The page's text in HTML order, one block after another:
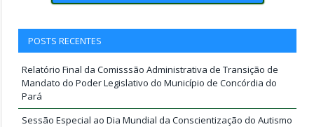
POSTS RECENTES
Relatório Final da Comisssão Administrativa de Transição de
Mandato do Poder Legislativo do Município de Concórdia do
Pará
Sessão Especial ao Dia Mundial da Conscientização do Autismo